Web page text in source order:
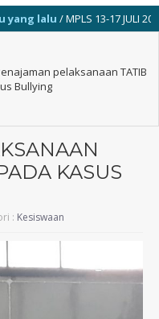
lalu/ MPLS 13-17 JULI 2026
pelaksanaan TATIB
Bullying
KASUS
: Kesiswaan